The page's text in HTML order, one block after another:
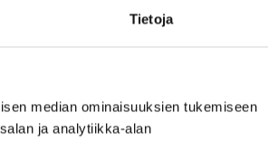
Tietoja
median ominaisuuksien tukemiseen
ja analytiikka-alan